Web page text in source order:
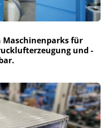
Maschinenparks für
und -